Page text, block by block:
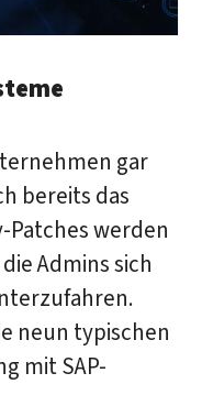
gar
bereits das
werden
Admins sich
neun typischen
mit SAP-